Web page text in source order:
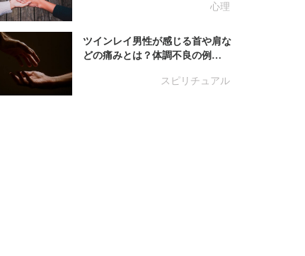
心理
スピリチュアル
ツインレイ男性が感じる首や肩な
どの痛みとは？体調不良の例…